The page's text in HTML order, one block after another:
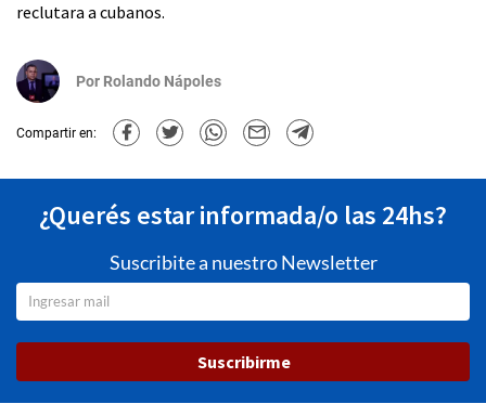
reclutara a cubanos.
Por Rolando Nápoles
Compartir en:
¿Querés estar informada/o las 24hs?
Suscribite a nuestro Newsletter
Suscribirme